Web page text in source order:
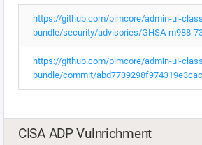
https://github.com/pimcore/admin-ui-
bundle/security/advisories/GHSA-m988-
https://github.com/pimcore/admin-ui-
bundle/commit/
CISA ADP Vulnrichment